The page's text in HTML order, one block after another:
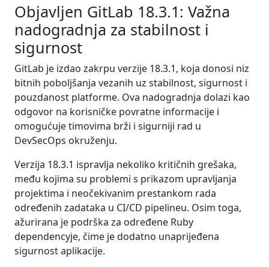
Objavljen GitLab 18.3.1: Važna
nadogradnja za stabilnost i
sigurnost
GitLab je izdao zakrpu verzije 18.3.1, koja donosi niz
bitnih poboljšanja vezanih uz stabilnost, sigurnost i
pouzdanost platforme. Ova nadogradnja dolazi kao
odgovor na korisničke povratne informacije i
omogućuje timovima brži i sigurniji rad u
DevSecOps okruženju.
Verzija 18.3.1 ispravlja nekoliko kritičnih grešaka,
među kojima su problemi s prikazom upravljanja
projektima i neočekivanim prestankom rada
određenih zadataka u CI/CD pipelineu. Osim toga,
ažurirana je podrška za određene Ruby
dependencyje, čime je dodatno unaprijeđena
sigurnost aplikacije.